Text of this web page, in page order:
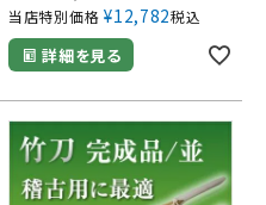
当店特別価格 ¥12,782税込
詳細を見る